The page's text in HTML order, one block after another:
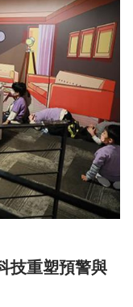
技重塑預警與